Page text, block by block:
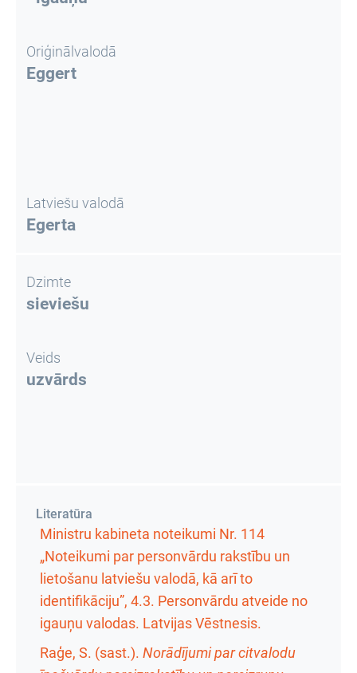
Oriģinālvalodā
Eggert
Latviešu valodā
Egerta
Dzimte
sieviešu
Veids
uzvārds
Literatūra
Ministru kabineta noteikumi Nr. 114
„Noteikumi par personvārdu rakstību un
lietošanu latviešu valodā, kā arī to
identifikāciju”, 4.3. Personvārdu atveide no
igauņu valodas. Latvijas Vēstnesis.
Raģe, S. (sast.). Norādījumi par citvalodu